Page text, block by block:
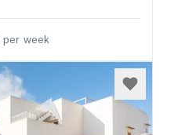
per week